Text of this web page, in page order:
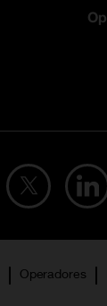
Operadores